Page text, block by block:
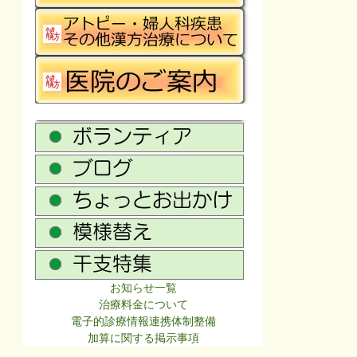
お知らせ一覧
治療料金について
電子的診療情報連携体制整備
加算に関する掲示事項